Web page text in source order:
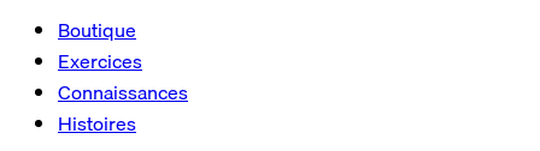
Boutique
Exercices
Connaissances
Histoires